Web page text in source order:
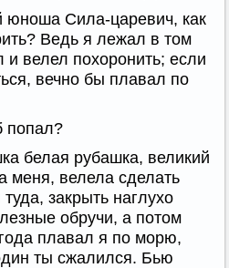
юноша Сила-царевич, как
Ведь я лежал в том
и велел похоронить; если
вечно бы плавал по
попал?
белая рубашка, великий
меня, велела сделать
закрыть наглухо
обручи, а потом
плавал я по морю,
ты сжалился. Бью